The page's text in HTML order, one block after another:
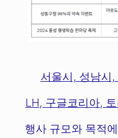
서울시, 성남시
LH, 구글코리아,
행사 규모와 목적